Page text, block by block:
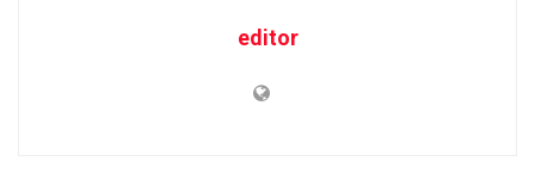
editor